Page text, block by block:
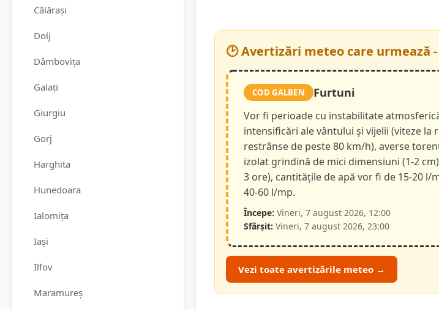
Călărași
Dolj
Dâmbovița
Galați
Giurgiu
Gorj
Harghita
Hunedoara
Ialomița
Iași
Ilfov
Maramureș
🕑 Avertizări meteo care urmează -
COD GALBEN Furtuni
Vor fi perioade cu instabilitate
intensificări ale vântului și vijelii (viteze la
restrânse de peste 80 km/h), averse
izolat grindină de mici dimensiuni (1-2
3 ore), cantitățile de apă vor fi de 15-20 l/
40-60 l/mp.
Începe: Vineri, 7 august 2026, 12:00
Sfârșit: Vineri, 7 august 2026, 23:00
Vezi toate avertizările meteo →